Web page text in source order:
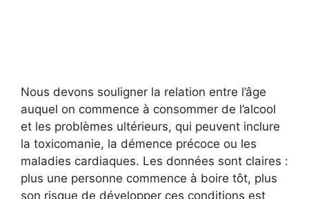
Nous devons souligner la relation entre l’âge
auquel on commence à consommer de l’alcool
et les problèmes ultérieurs, qui peuvent inclure
la toxicomanie, la démence précoce ou les
maladies cardiaques. Les données sont claires :
plus une personne commence à boire tôt, plus
son risque de développer ces conditions est